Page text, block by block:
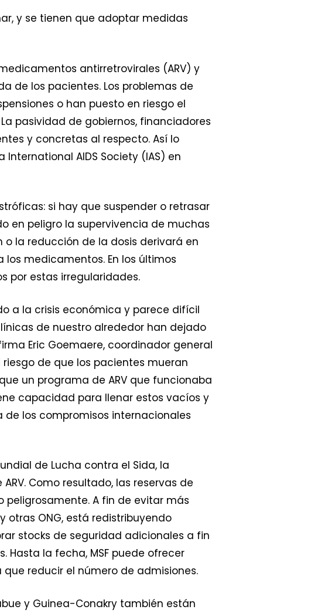
y se tienen que adoptar medidas
antirretrovirales (ARV) y
de los pacientes. Los problemas de
o han puesto en riesgo el
pasividad de gobiernos, financiadores
y concretas al respecto. Así lo
AIDS Society (IAS) en
si hay que suspender o retrasar
en peligro la supervivencia de muchas
la reducción de la dosis derivará en
medicamentos. En los últimos
por estas irregularidades.
a la crisis económica y parece difícil
de nuestro alrededor han dejado
Eric Goemaere, coordinador general
riesgo de que los pacientes mueran
un programa de ARV que funcionaba
capacidad para llenar estos vacíos y
los compromisos internacionales
de Lucha contra el Sida, la
Como resultado, las reservas de
A fin de evitar más
otras ONG, está redistribuyendo
stocks de seguridad adicionales a fin
la fecha, MSF puede ofrecer
reducir el número de admisiones.
y Guinea-Conakry también están